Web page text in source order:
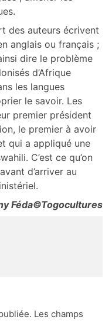
des auteurs écrivent
anglais ou français ;
dire le problème
d’Afrique
les langues
le savoir. Les
premier président
le premier à avoir
qui a appliqué une
C’est ce qu’on
d’arriver au
Féda©Togocultures
Les champs